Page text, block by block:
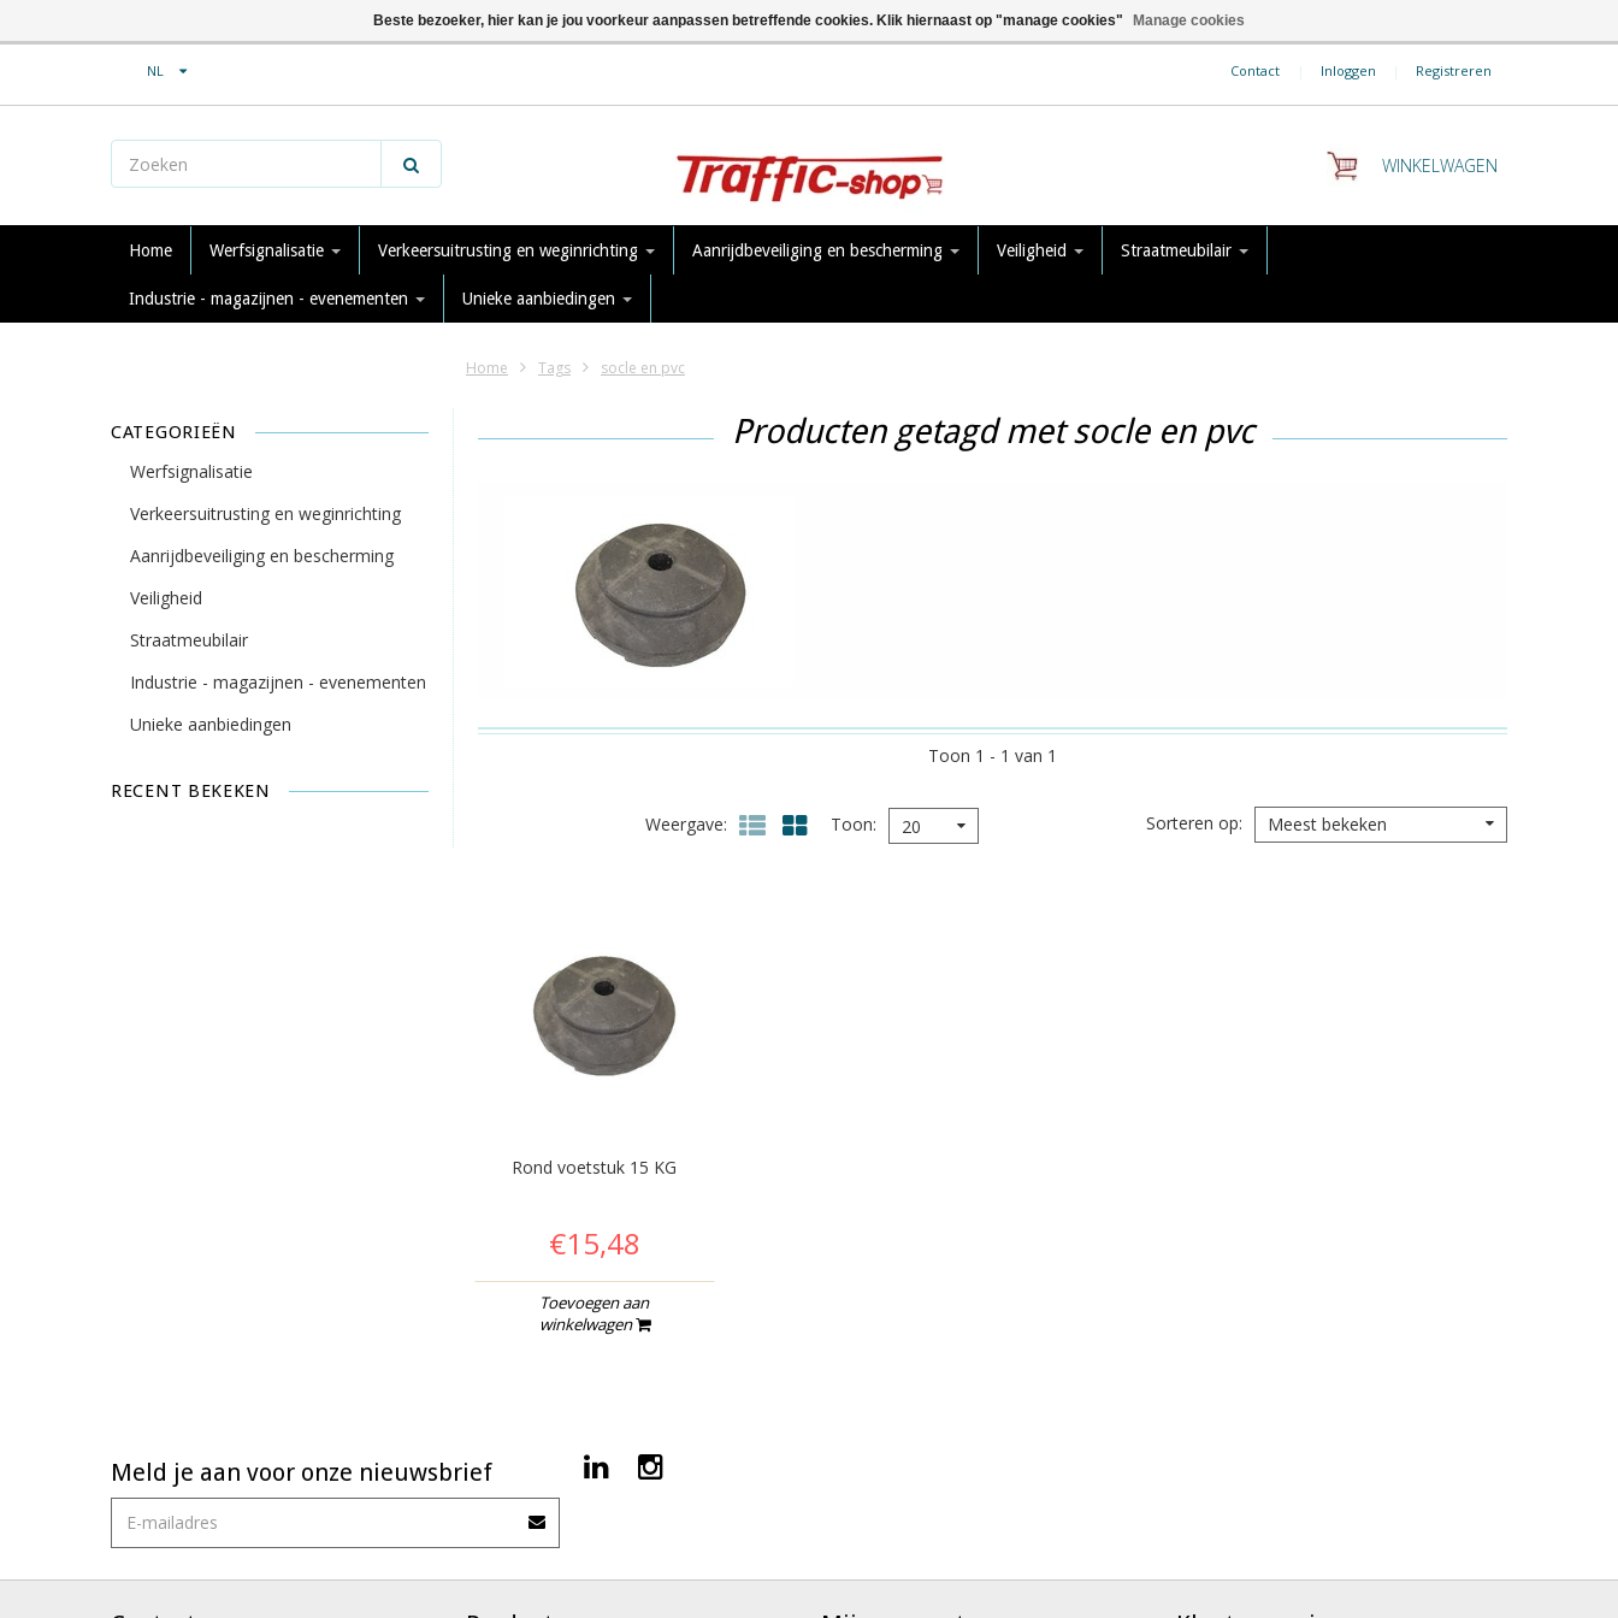
NL Contact | Inloggen | Registreren
WINKELWAGEN
Home Werfsignalisatie Verkeersuitrusting en weginrichting Aanrijdbeveiliging en bescherming Veiligheid Straatmeubilair
Industrie - magazijnen - evenementen Unieke aanbiedingen
Home Tags socle en pvc
CATEGORIEËN
Werfsignalisatie
Verkeersuitrusting en weginrichting
Aanrijdbeveiliging en bescherming
Veiligheid
Straatmeubilair
Industrie - magazijnen - evenementen
Unieke aanbiedingen
RECENT BEKEKEN
Producten getagd met socle en pvc
Toon 1 - 1 van 1
Weergave Toon 20 Sorteren op Meest bekeken
Rond voetstuk 15 KG
€15,48
Toevoegen aan
winkelwagen
Meld je aan voor onze nieuwsbrief
Beste bezoeker, hier kan je jou voorkeur aanpassen betreffende cookies. Klik hiernaast op "manage cookies" Manage cookies